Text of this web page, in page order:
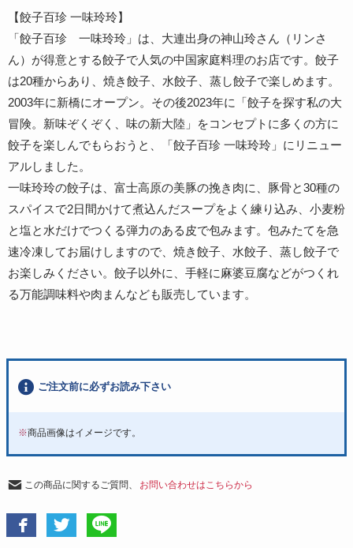
【餃子百珍 一味玲玲】
「餃子百珍 一味玲玲」は、大連出身の神山玲さん（リンさ
ん）が得意とする餃子で人気の中国家庭料理のお店です。餃子
は20種からあり、焼き餃子、水餃子、蒸し餃子で楽しめます。
2003年に新橋にオープン。その後2023年に「餃子を探す私の大
冒険。新味ぞくぞく、味の新大陸」をコンセプトに多くの方に
餃子を楽しんでもらおうと、「餃子百珍 一味玲玲」にリニュー
アルしました。
一味玲玲の餃子は、富士高原の美豚の挽き肉に、豚骨と30種の
スパイスで2日間かけて煮込んだスープをよく練り込み、小麦粉
と塩と水だけでつくる弾力のある皮で包みます。包みたてを急
速冷凍してお届けしますので、焼き餃子、水餃子、蒸し餃子で
お楽しみください。餃子以外に、手軽に麻婆豆腐などがつくれ
る万能調味料や肉まんなども販売しています。
ご注文前に必ずお読み下さい
※商品画像はイメージです。
この商品に関するご質問、 お問い合わせはこちらから